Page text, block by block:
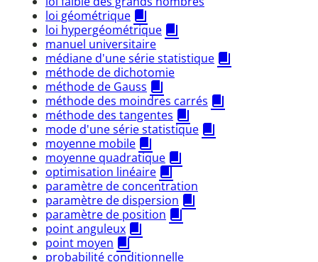
loi géométrique
loi hypergéométrique
manuel universitaire
médiane d'une série statistique
méthode de dichotomie
méthode de Gauss
méthode des moindres carrés
méthode des tangentes
mode d'une série statistique
moyenne mobile
moyenne quadratique
optimisation linéaire
paramètre de concentration
paramètre de dispersion
paramètre de position
point anguleux
point moyen
probabilité conditionnelle